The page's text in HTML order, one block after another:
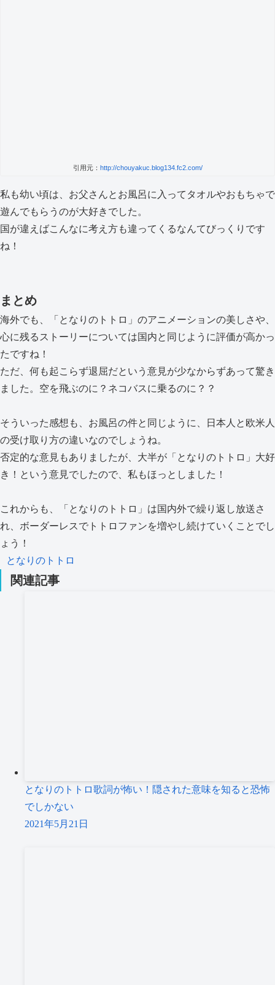
引用元： http://chouyakuc.blog134.fc2.com/
私も幼い頃は、お父さんとお風呂に入ってタオルやおもちゃで
遊んでもらうのが大好きでした。
国が違えばこんなに考え方も違ってくるなんてびっくりです
ね！
まとめ
海外でも、「となりのトトロ」のアニメーションの美しさや、
心に残るストーリーについては国内と同じように評価が高かっ
たですね！
ただ、何も起こらず退屈だという意見が少なからずあって驚き
ました。空を飛ぶのに？ネコバスに乗るのに？？
そういった感想も、お風呂の件と同じように、日本人と欧米人
の受け取り方の違いなのでしょうね。
否定的な意見もありましたが、大半が「となりのトトロ」大好
き！という意見でしたので、私もほっとしました！
これからも、「となりのトトロ」は国内外で繰り返し放送さ
れ、ボーダーレスでトトロファンを増やし続けていくことでし
ょう！
となりのトトロ
関連記事
となりのトトロ歌詞が怖い！隠された意味を知ると恐怖
でしかない
2021年5月21日